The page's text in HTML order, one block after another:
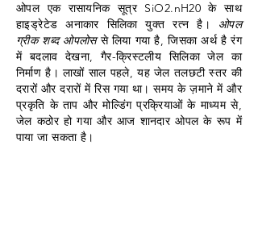
ओपल एक रासायनिक सूत्र SiO2.nH20 के साथ
हाइड्रेटेड अनाकार सिलिका युक्त रत्न है। ओपल
ग्रीक शब्द ओपलोससे लिया गया है, जिसका अर्थ है रंग
में बदलाव देखना, गैर-क्रिस्टलीय सिलिका जेल का
निर्माण है। लाखों साल पहले, यह जेल तलछटी स्तर की
दरारों और दरारों में रिस गया था। समय के ज़माने में और
प्रकृति के ताप और मोल्डिंग प्रक्रियाओं के माध्यम से,
जेल कठोर हो गया और आज शानदार ओपल के रूप में
पाया जा सकता है।